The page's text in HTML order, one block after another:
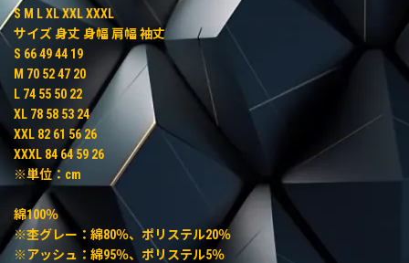
S M L XL XXL XXXL
サイズ 身丈 身幅 肩幅 袖丈
S 66 49 44 19
M 70 52 47 20
L 74 55 50 22
XL 78 58 53 24
XXL 82 61 56 26
XXXL 84 64 59 26
※単位：cm
綿100％
※杢グレー：綿80％、ポリステル20％
※アッシュ：綿95％、ポリステル5％